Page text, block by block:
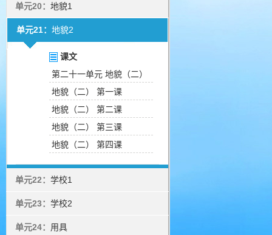
单元20： 地貌1
单元21： 地貌2
课文
第二十一单元 地貌（二）
地貌（二） 第一课
地貌（二） 第二课
地貌（二） 第三课
地貌（二） 第四课
单元22： 学校1
单元23： 学校2
单元24： 用具